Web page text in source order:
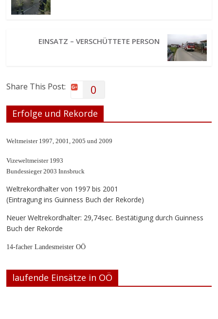
EINSATZ – VERSCHÜTTETE PERSON
Share This Post: 0
Erfolge und Rekorde
Weltmeister 1997, 2001, 2005 und 2009
Vizeweltmeister 1993
Bundessieger 2003 Innsbruck
Weltrekordhalter von 1997 bis 2001
(Eintragung ins Guinness Buch der Rekorde)
Neuer Weltrekordhalter: 29,74sec. Bestätigung durch Guinness
Buch der Rekorde
14-facher Landesmeister OÖ
laufende Einsätze in OÖ